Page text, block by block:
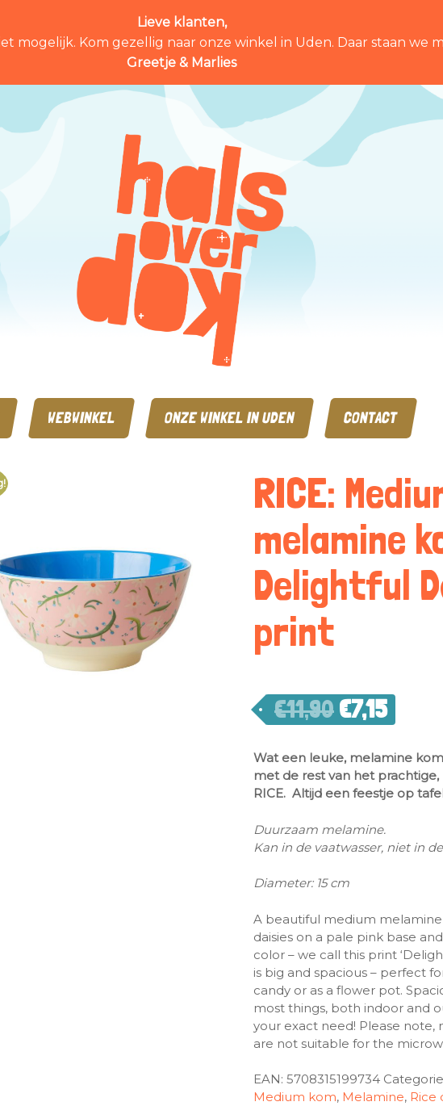
Lieve klanten,
mogelijk. Kom gezellig naar onze winkel in Uden. Daar staan we
Greetje & Marlies
WEBWINKEL ONZE WINKEL IN UDEN CONTACT
RICE:
melamine
Delightful
print
€11,90 €7,15
Wat een leuke, melamine
met de rest van het prachtige,
RICE. Altijd een feestje op
Duurzaam melamine.
Kan in de vaatwasser, niet in
Diameter: 15 cm
A beautiful medium
daisies on a pale pink base
color – we call this print
is big and spacious – perfect
candy or as a flower pot.
most things, both indoor and
your exact need! Please
are not suitable for the
EAN: 5708315199734
Medium kom, Melamine, Rice